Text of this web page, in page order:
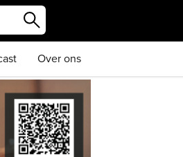
Over ons